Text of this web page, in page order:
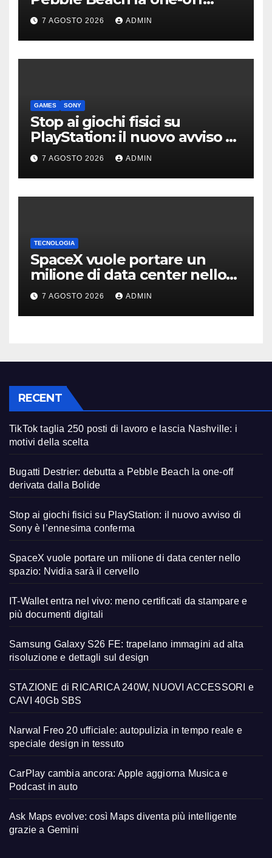
derivata dalla Bolide
7 AGOSTO 2026 ADMIN
GAMES SONY
Stop ai giochi fisici su
PlayStation: il nuovo avviso di
Sony è l’ennesima conferma
7 AGOSTO 2026 ADMIN
TECNOLOGIA
SpaceX vuole portare un
milione di data center nello
spazio: Nvidia sarà il cervello
7 AGOSTO 2026 ADMIN
RECENT
TikTok taglia 250 posti di lavoro e lascia Nashville: i
motivi della scelta
Bugatti Destrier: debutta a Pebble Beach la one-off
derivata dalla Bolide
Stop ai giochi fisici su PlayStation: il nuovo avviso di
Sony è l’ennesima conferma
SpaceX vuole portare un milione di data center nello
spazio: Nvidia sarà il cervello
IT-Wallet entra nel vivo: meno certificati da stampare e
più documenti digitali
Samsung Galaxy S26 FE: trapelano immagini ad alta
risoluzione e dettagli sul design
STAZIONE di RICARICA 240W, NUOVI ACCESSORI e
CAVI 40Gb SBS
Narwal Freo 20 ufficiale: autopulizia in tempo reale e
speciale design in tessuto
CarPlay cambia ancora: Apple aggiorna Musica e
Podcast in auto
Ask Maps evolve: così Maps diventa più intelligente
grazie a Gemini